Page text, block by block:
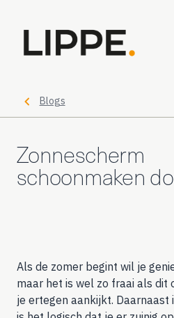
Blogs
Zonnescherm
schoonmaken
Als de zomer begint wil je
maar het is wel zo fraai als dit
je ertegen aankijkt. Daarnaast